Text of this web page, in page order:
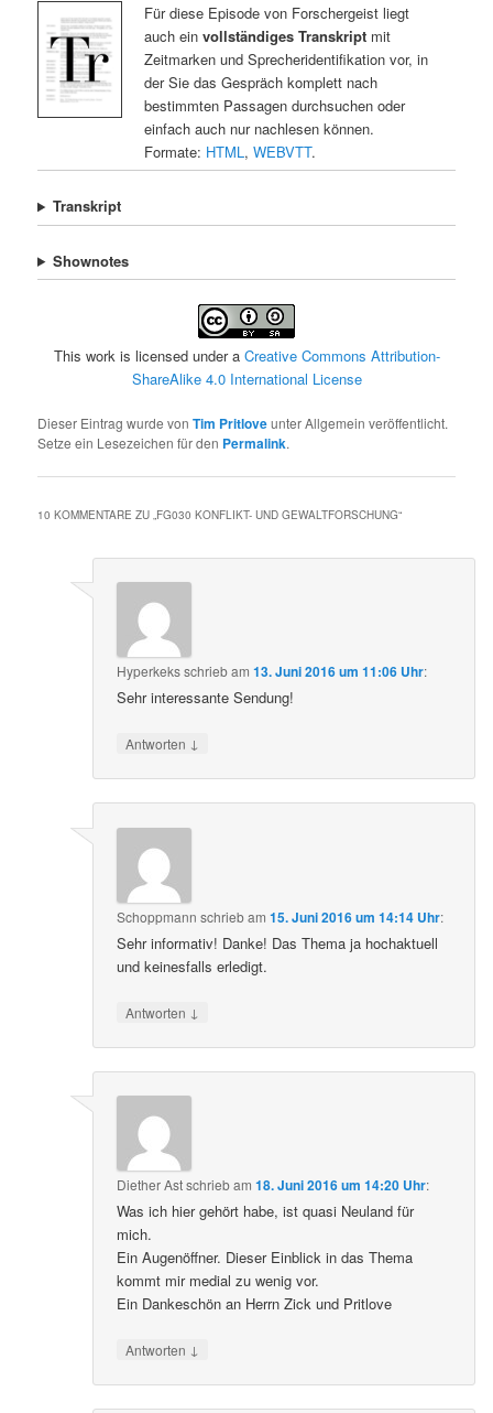
Für diese Episode von Forschergeist liegt
auch ein vollständiges Transkriptmit
Zeitmarken und Sprecheridentifikation vor, in
der Sie das Gespräch komplett nach
bestimmten Passagen durchsuchen oder
einfach auch nur nachlesen können.
Formate: HTML , WEBVTT.
Transkript
Shownotes
This work is licensed under a Creative Commons Attribution-
ShareAlike 4.0 International License
Dieser Eintrag wurde vonTim Pritloveunter Allgemein veröffentlicht.
Setze ein Lesezeichen für den Permalink.
10 KOMMENTARE ZU „FG030 KONFLIKT- UND GEWALTFORSCHUNG“
Hyperkeksschriebam13. Juni 2016 um 11:06 Uhr:
Sehr interessante Sendung!
Antworten ↓
Schoppmann schriebam15. Juni 2016 um 14:14 Uhr:
Sehr informativ! Danke! Das Thema ja hochaktuell
und keinesfalls erledigt.
Antworten ↓
Diether Astschriebam18. Juni 2016 um 14:20 Uhr:
Was ich hier gehört habe, ist quasi Neuland für
mich.
Ein Augenöffner. Dieser Einblick in das Thema
kommt mir medial zu wenig vor.
Ein Dankeschön an Herrn Zick und Pritlove
Antworten ↓